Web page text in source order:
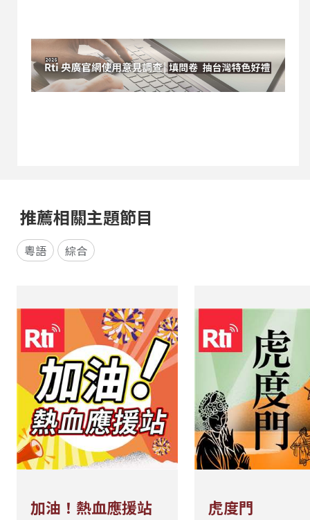
比較容易炒熱氣氛。」他就曾遇過主管開玩笑說：
「你沒喝醉，這很難加薪啊！」當然，這只是玩笑
話。如果真的不想喝酒，主動當「指定駕駛」，往
往就是最合理、也最好的擋酒理由。 另外，現在很
推薦相關主題節目
粵語 綜合
加油！熱血應援站 虎度門